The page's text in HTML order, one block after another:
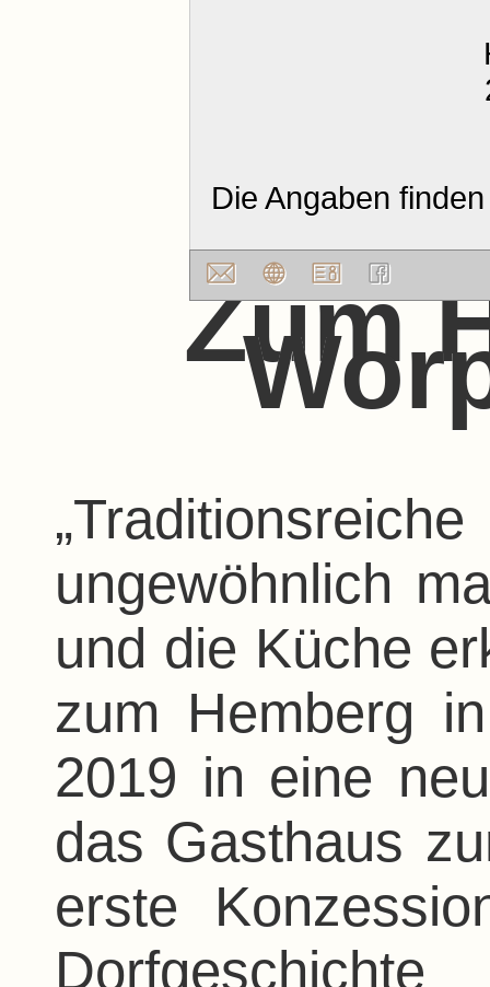
Die Angaben
Zum
ungewöhnlich
und die Küche
zum Hemberg
2019 in eine
das Gasthaus
erste
Dorfgeschichte